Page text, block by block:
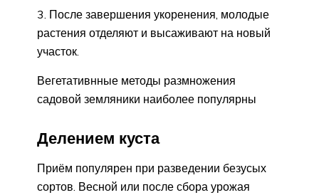
После завершения укоренения, молодые
растения отделяют и высаживают на новый
участок.
Вегетативнные методы размножения
садовой земляники наиболее популярны
Делением куста
Приём популярен при разведении безусых
сортов. Весной или после сбора урожая